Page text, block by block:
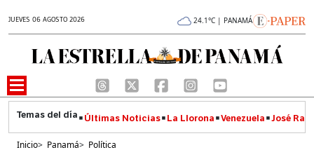
JUEVES 06 AGOSTO 2026 24.1°C | PANAMÁ
Últimas Noticias La Llorona Venezuela José
Inicio> Panamá> Política